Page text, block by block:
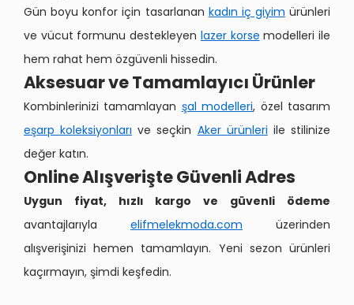
Gün boyu konfor için tasarlanan kadın iç giyim ürünleri
ve vücut formunu destekleyen lazer korse modelleri ile
hem rahat hem özgüvenli hissedin.
Aksesuar ve Tamamlayıcı Ürünler
Kombinlerinizi tamamlayan şal modelleri, özel tasarım
eşarp koleksiyonları ve seçkin Aker ürünleri ile stilinize
değer katın.
Online Alışverişte Güvenli Adres
Uygun fiyat, hızlı kargo ve güvenli ödeme
avantajlarıyla elifmelekmoda.com üzerinden
alışverişinizi hemen tamamlayın. Yeni sezon ürünleri
kaçırmayın, şimdi keşfedin.